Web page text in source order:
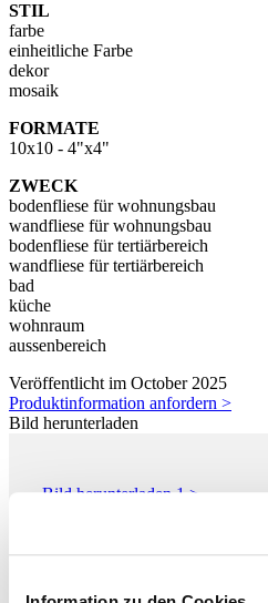
STIL
farbe
einheitliche Farbe
dekor
mosaik
FORMATE
10x10 - 4"x4"
ZWECK
bodenfliese für wohnungsbau
wandfliese für wohnungsbau
bodenfliese für tertiärbereich
wandfliese für tertiärbereich
bad
küche
wohnraum
aussenbereich
Veröffentlicht im October 2025
Produktinformation anfordern >
Bild herunterladen
Bild herunterladen 1 >